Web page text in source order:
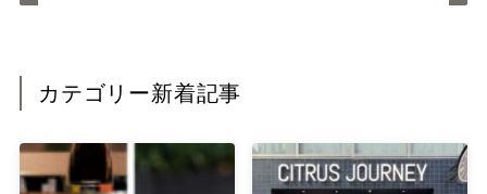
カテゴリー新着記事